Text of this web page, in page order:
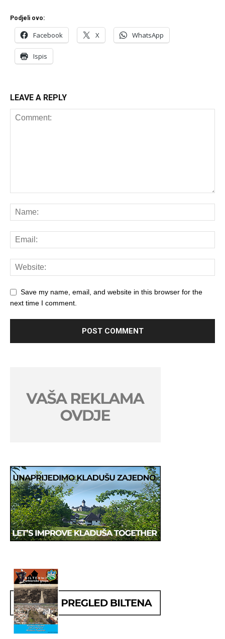
Podjeli ovo:
Facebook X WhatsApp
Ispis
LEAVE A REPLY
Save my name, email, and website in this browser for the
next time I comment.